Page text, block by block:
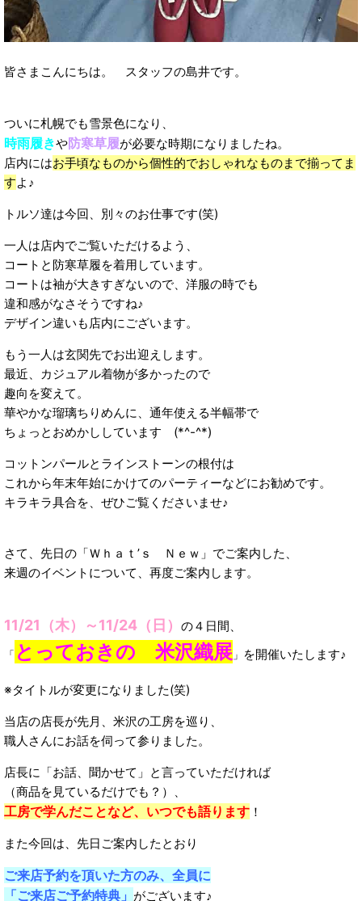
皆さまこんにちは。 スタッフの島井です。
ついに札幌でも雪景色になり、
時雨履きや防寒草履が必要な時期になりましたね。
店内にはお手頃なものから個性的でおしゃれなものまで揃ってま
すよ♪
トルソ達は今回、別々のお仕事です(笑)
一人は店内でご覧いただけるよう、
コートと防寒草履を着用しています。
コートは袖が大きすぎないので、洋服の時でも
違和感がなさそうですね♪
デザイン違いも店内にございます。
もう一人は玄関先でお出迎えします。
最近、カジュアル着物が多かったので
趣向を変えて。
華やかな瑠璃ちりめんに、通年使える半幅帯で
ちょっとおめかししています (*^-^*)
コットンパールとラインストーンの根付は
これから年末年始にかけてのパーティーなどにお勧めです。
キラキラ具合を、ぜひご覧くださいませ♪
さて、先日の「Ｗｈａｔ’ｓ Ｎｅｗ」でご案内した、
来週のイベントについて、再度ご案内します。
11/21（木）～11/24（日） の４日間、
「 とっておきの 米沢織展 」 を開催いたします♪
※タイトルが変更になりました(笑)
当店の店長が先月、米沢の工房を巡り、
職人さんにお話を伺って参りました。
店長に「お話、聞かせて」と言っていただければ
（商品を見ているだけでも？）、
工房で学んだことなど、いつでも語ります ！
また今回は、先日ご案内したとおり
ご来店予約を頂いた方のみ、全員に
「ご来店ご予約特典」 がございます♪